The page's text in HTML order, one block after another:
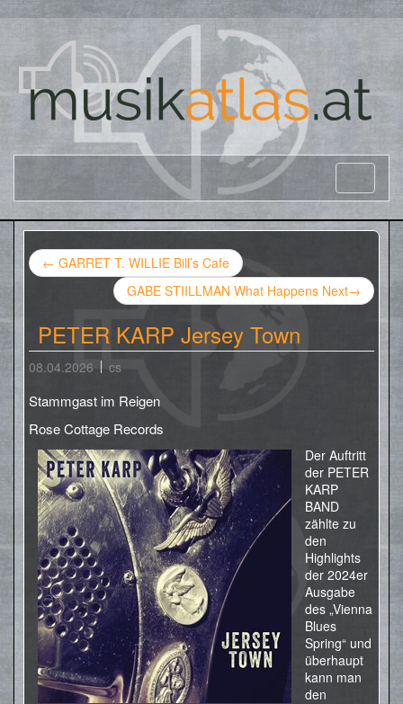
← GARRET T. WILLIE Bill’s Cafe
GABE STIILLMAN What Happens Next→
PETER KARP Jersey Town
08.04.2026 cs
Stammgast im Reigen
Rose Cottage Records
Der Auftritt
der PETER
KARP
BAND
zählte zu
den
Highlights
der 2024er
Ausgabe
des „Vienna
Blues
Spring“ und
überhaupt
kann man
den